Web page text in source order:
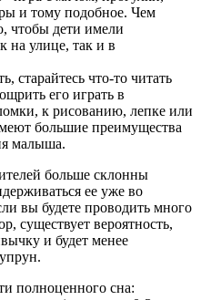
и тому подобное. Чем
чтобы дети имели
на улице, так и в
старайтесь что-то читать
его играть в
к рисованию, лепке или
большие преимущества
малыша.
больше склонны
ее уже во
вы будете проводить много
существует вероятность,
и будет менее
полноценного сна: